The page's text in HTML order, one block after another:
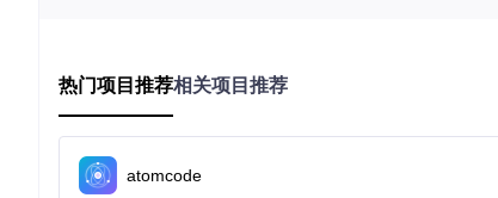
光参数，实现精准的照明控制。
温控器卡片 (
src/cards/climate-card/climate-card.ts
) 提供
示当前温度趋势。
热门项目推荐相关项目推荐
atomcode